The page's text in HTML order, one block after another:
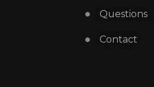
Questions
Contact